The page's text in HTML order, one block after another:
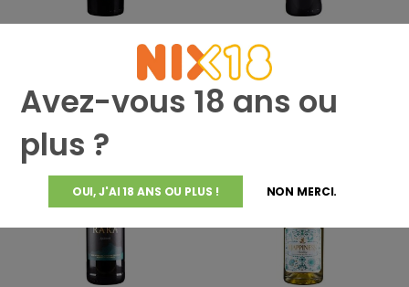
Avez-vous 18 ans ou
plus ?
OUI, J'AI 18 ANS OU PLUS ! NON MERCI.
Raka Cabernet Sauvignon Raka Figurehead
€16,42